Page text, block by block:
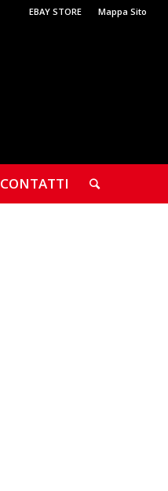
EBAY STORE Mappa Sito
CONTATTI